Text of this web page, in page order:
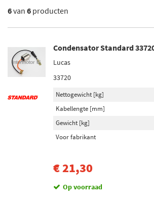
6Resultaten
×
Bosch (1)
Beru By Driv (1)
Bougicord (1)
Niet op voorraad (4)
Op voorraad (2)
6van 6 producten
Condensator Standard
Lucas
33720
Nettogewicht [kg]
Kabellengte [mm]
Gewicht [kg]
Voor fabrikant
€ 21,30
Op voorraad